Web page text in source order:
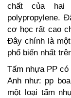
chất của hai
polypropylene.
cơ học rất cao
Đây chính là
phổ biến nhất
Tấm nhựa PP
Anh như: pp
một loại tấm